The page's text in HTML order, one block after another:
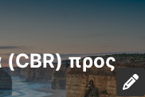
προς